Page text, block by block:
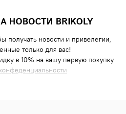
НОВОСТИ BRIKOLY
получать новости и привелегии,
только для вас!
в 10% на вашу первую покупку